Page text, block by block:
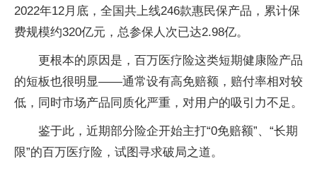
2022年12月底，全国共上线246款惠民保产品，累计保
费规模约320亿元，总参保人次已达2.98亿。
更根本的原因是，百万医疗险这类短期健康险产品
的短板也很明显——通常设有高免赔额，赔付率相对较
低，同时市场产品同质化严重，对用户的吸引力不足。
鉴于此，近期部分险企开始主打“0免赔额”、“长期
限”的百万医疗险，试图寻求破局之道。